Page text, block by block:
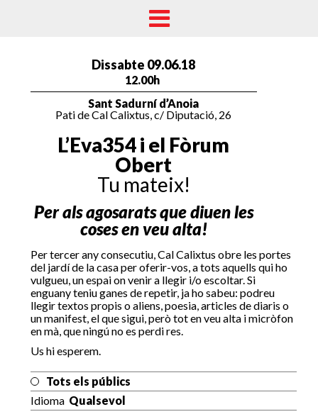
Dissabte 09.06.18
12.00h
Sant Sadurní d’Anoia
Pati de Cal Calixtus, c/ Diputació, 26
L’Eva354 i el Fòrum
Obert
Tu mateix!
Per als agosarats que diuen les
coses en veu alta!
Per tercer any consecutiu, Cal Calixtus obre les portes
del jardí de la casa per oferir-vos, a tots aquells qui ho
vulgueu, un espai on venir a llegir i/o escoltar. Si
enguany teniu ganes de repetir, ja ho sabeu: podreu
llegir textos propis o aliens, poesia, articles de diaris o
un manifest, el que sigui, però tot en veu alta i micròfon
en mà, que ningú no es perdi res.
Us hi esperem.
Tots els públics
Idioma Qualsevol